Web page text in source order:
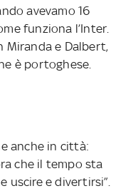
avevamo 16
funziona l’Inter.
Miranda e Dalbert,
è portoghese.
anche in città:
che il tempo sta
uscire e divertirsi”.